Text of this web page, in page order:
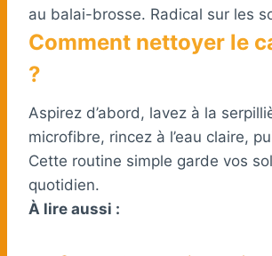
au balai-brosse. Radical sur les
Comment nettoyer le
?
Aspirez d’abord, lavez à la
microfibre, rincez à l’eau claire,
Cette routine simple garde vos
quotidien.
À lire aussi :